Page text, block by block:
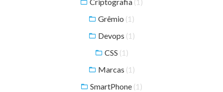
(1)
Grêmio (1)
Devops (1)
CSS (1)
Marcas (1)
SmartPhone (1)